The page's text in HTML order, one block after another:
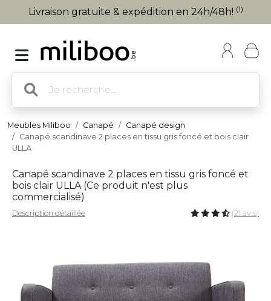
Livraison gratuite & expédition en 24h/48h! (1)
Meubles Miliboo Canapé
Canapé design
Canapé scandinave 2 places en tissu gris foncé et bois clair
ULLA
Canapé scandinave 2 places en tissu gris foncé et
bois clair ULLA (Ce produit n'est plus
commercialisé)
Description détaillée (21 avis)